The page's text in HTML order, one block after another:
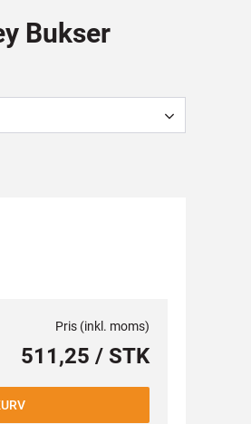
Bukser
Pris (inkl. moms)
511,25 / STK